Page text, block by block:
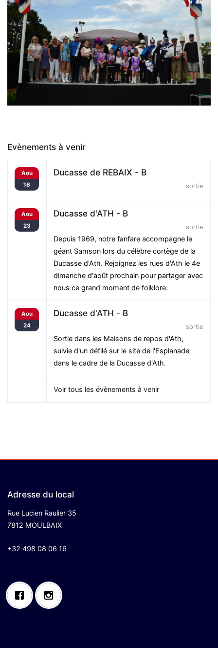
Evènements à venir
Aou
16
Ducasse de REBAIX - B
sortie
Aou
23
Ducasse d'ATH - B
sortie
Depuis 1969, notre fanfare accompagne le
géant Samson lors du célèbre cortège de la
Ducasse d'Ath. Rejoignez les rues d'Ath le 4e
dimanche d'août prochain pour partager avec
nous ce grand moment de folklore.
Aou
24
Ducasse d'ATH - B
sortie
Sortie dans les Maisons de repos d'Ath,
suivie d'un défilé sur le site de l'Esplanade
dans le cadre de la Ducasse d'Ath.
Voir tous les évènements à venir
Adresse du local
Rue Lucien Raulier 35
7812 MOULBAIX
+32 498 08 06 16